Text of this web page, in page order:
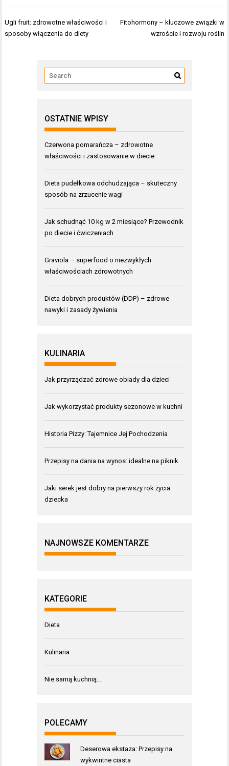
Nawigacja
wpisu
Ugli fruit: zdrowotne właściwości i
sposoby włączenia do diety
Fitohormony – kluczowe związki w
wzroście i rozwoju roślin
OSTATNIE WPISY
Czerwona pomarańcza – zdrowotne
właściwości i zastosowanie w diecie
Dieta pudełkowa odchudzająca – skuteczny
sposób na zrzucenie wagi
Jak schudnąć 10 kg w 2 miesiące? Przewodnik
po diecie i ćwiczeniach
Graviola – superfood o niezwykłych
właściwościach zdrowotnych
Dieta dobrych produktów (DDP) – zdrowe
nawyki i zasady żywienia
KULINARIA
Jak przyrządzać zdrowe obiady dla dzieci
Jak wykorzystać produkty sezonowe w kuchni
Historia Pizzy: Tajemnice Jej Pochodzenia
Przepisy na dania na wynos: idealne na piknik
Jaki serek jest dobry na pierwszy rok życia
dziecka
NAJNOWSZE KOMENTARZE
KATEGORIE
Dieta
Kulinaria
Nie samą kuchnią…
POLECAMY
Deserowa ekstaza: Przepisy na
wykwintne ciasta